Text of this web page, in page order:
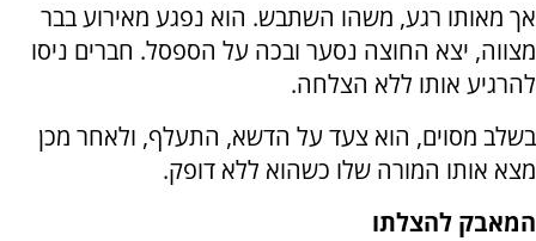
אך מאותו רגע, משהו השתבש. הוא נפגע מאירוע בבר
מצווה, יצא החוצה נסער ובכה על הספסל. חברים ניסו
להרגיע אותו ללא הצלחה.
בשלב מסוים, הוא צעד על הדשא, התעלף, ולאחר מכן
מצא אותו המורה שלו כשהוא ללא דופק.
המאבק להצלתו